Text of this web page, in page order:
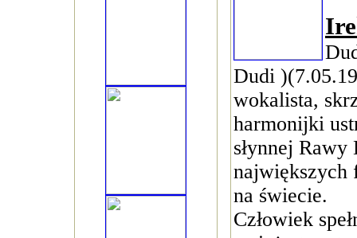
Dudi
wokalista,
harmonijki
słynnej Rawy
największych
na świecie.
Człowiek